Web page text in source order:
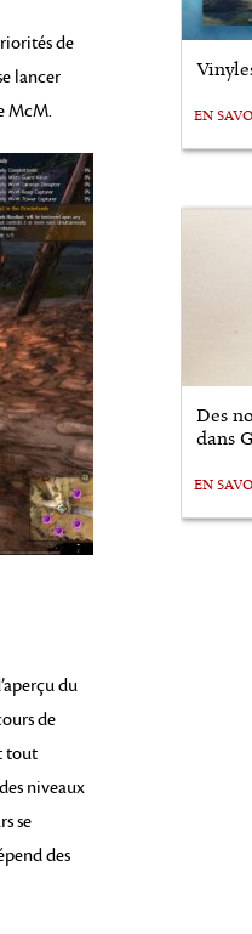
de
lancer
McM.
du
de
tout
niveaux
se
des
EN
Des
dans
EN